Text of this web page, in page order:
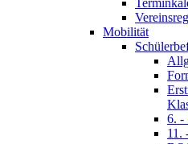
Mobilität
6. -
11.